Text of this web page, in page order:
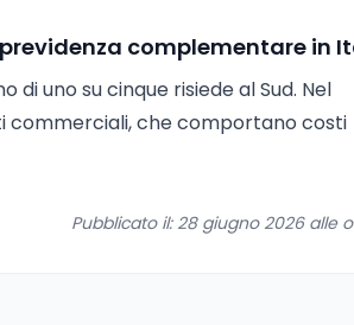
complementare in
di uno su cinque risiede al Sud. Nel
commerciali, che comportano costi
Pubblicato il: 28 giugno 2026 alle